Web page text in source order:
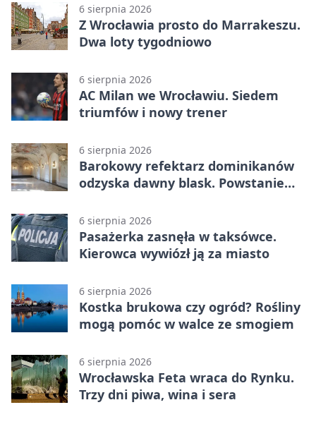
6 sierpnia 2026
Z Wrocławia prosto do Marrakeszu.
Dwa loty tygodniowo
6 sierpnia 2026
AC Milan we Wrocławiu. Siedem
triumfów i nowy trener
6 sierpnia 2026
Barokowy refektarz dominikanów
odzyska dawny blask. Powstanie
6 sierpnia 2026
Pasażerka zasnęła w taksówce.
Kierowca wywiózł ją za miasto
6 sierpnia 2026
Kostka brukowa czy ogród? Rośliny
mogą pomóc w walce ze smogiem
6 sierpnia 2026
Wrocławska Feta wraca do Rynku.
Trzy dni piwa, wina i sera